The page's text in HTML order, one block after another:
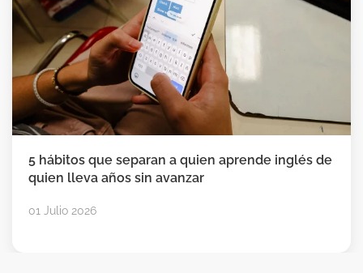
5 hábitos que separan a quien aprende inglés de
quien lleva años sin avanzar
01 Julio 2026